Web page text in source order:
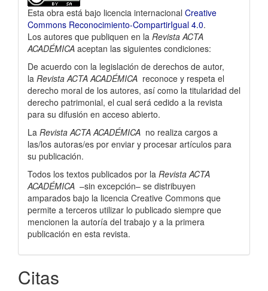
Esta obra está bajo licencia internacional Creative
Commons Reconocimiento-CompartirIgual 4.0.
Los autores que publiquen en la Revista ACTA
ACADÉMICA aceptan las siguientes condiciones:
De acuerdo con la legislación de derechos de autor,
la Revista ACTA ACADÉMICA reconoce y respeta el
derecho moral de los autores, así­ como la titularidad del
derecho patrimonial, el cual será cedido a la revista
para su difusión en acceso abierto.
La Revista ACTA ACADÉMICA no realiza cargos a
las/los autoras/es por enviar y procesar artí­culos para
su publicación.
Todos los textos publicados por la Revista ACTA
ACADÉMICA –sin excepción– se distribuyen
amparados bajo la licencia Creative Commons que
permite a terceros utilizar lo publicado siempre que
mencionen la autorí­a del trabajo y a la primera
publicación en esta revista.
Citas